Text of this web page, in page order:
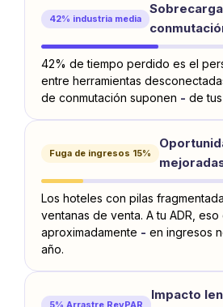
42% industria media
42% de tiempo perdido es el
entre herramientas
de conmutación suponen - de
Fuga de ingresos 15%
Los hoteles con pilas
ventanas de venta. A tu ADR, eso
aproximadamente - en ingresos
año.
5% Arrastre RevPAR
Impacto